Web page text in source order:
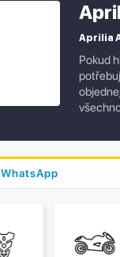
Aprilia
Pokud
WhatsApp